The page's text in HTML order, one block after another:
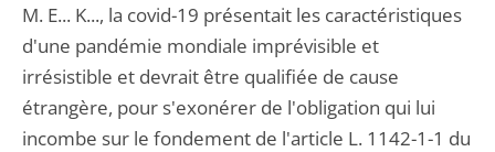
M. E... K..., la covid-19 présentait les caractéristiques
d'une pandémie mondiale imprévisible et
irrésistible et devrait être qualifiée de cause
étrangère, pour s'exonérer de l'obligation qui lui
incombe sur le fondement de l'article L. 1142-1-1 du